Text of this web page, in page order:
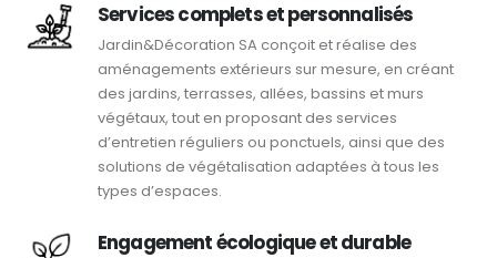
Services complets et personnalisés
Jardin&Décoration SA conçoit et réalise des
aménagements extérieurs sur mesure, en créant
des jardins, terrasses, allées, bassins et murs
végétaux, tout en proposant des services
d’entretien réguliers ou ponctuels, ainsi que des
solutions de végétalisation adaptées à tous les
types d’espaces.
Engagement écologique et durable